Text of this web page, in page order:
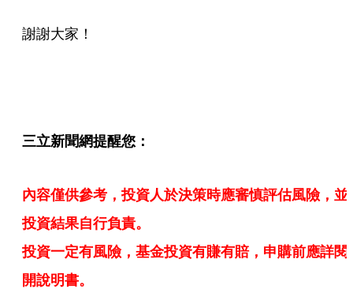
謝謝大家！
三立新聞網提醒您：
內容僅供參考，投資人於決策時應審慎評估風險，並
投資結果自行負責。
投資一定有風險，基金投資有賺有賠，申購前應詳閱
開說明書。